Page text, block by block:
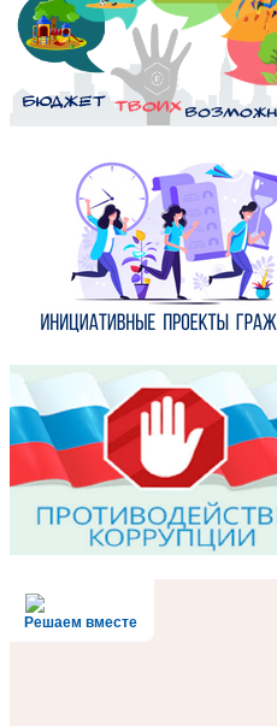
Решаем вместе